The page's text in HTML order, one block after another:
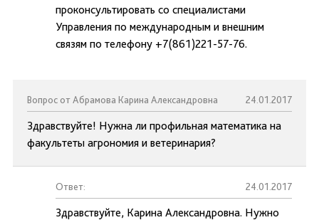
проконсультировать со специалистами
Управления по международным и внешним
связям по телефону +7(861)221-57-76.
Вопрос от Абрамова Карина Александровна 24.01.2017
Здравствуйте! Нужна ли профильная математика на
факультеты агрономия и ветеринария?
Ответ: 24.01.2017
Здравствуйте, Карина Александровна. Нужно